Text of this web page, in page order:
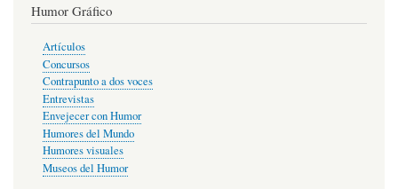
Humor Gráfico
Artículos
Concursos
Contrapunto a dos voces
Entrevistas
Envejecer con Humor
Humores del Mundo
Humores visuales
Museos del Humor